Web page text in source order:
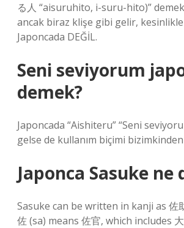
る人 “aisuruhito, i-suru-hito)”
ancak biraz klişe gibi gelir,
Japoncada DEĞİL.
Seni seviyorum
demek?
Japoncada “Aishiteru” “Seni
gelse de kullanım biçimi
Japonca Sasuke ne
Sasuke can be written in kanji as 佐
佐 (sa) ​​​​means 佐官, which includes